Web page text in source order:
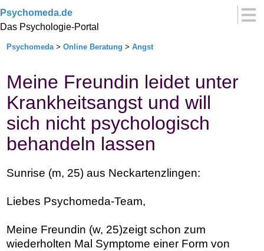
Psychomeda.de
Das Psychologie-Portal
Psychomeda>Online Beratung >Angst
Meine Freundin leidet unter
Krankheitsangst und will
sich nicht psychologisch
behandeln lassen
Sunrise (m, 25) aus Neckartenzlingen:
Liebes Psychomeda-Team,
Meine Freundin (w, 25)zeigt schon zum
wiederholten Mal Symptome einer Form von